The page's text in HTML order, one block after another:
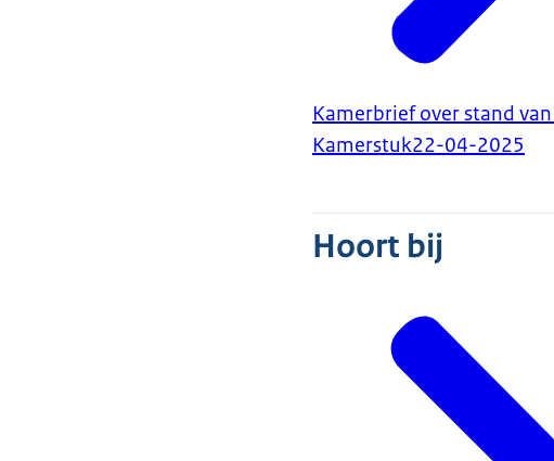
Kamerbrief over stand
Kamerstuk22-04-2025
Hoort bij